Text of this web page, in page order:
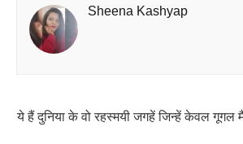
Sheena Kashyap
ये हैं दुनिया के वो रहस्मयी जगहें जिन्हें केवल गूगल